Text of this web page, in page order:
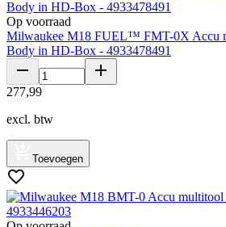
Op voorraad
Milwaukee M18 FUEL™ FMT-0X Accu
Body in HD-Box - 4933478491
277,99
excl. btw
Toevoegen